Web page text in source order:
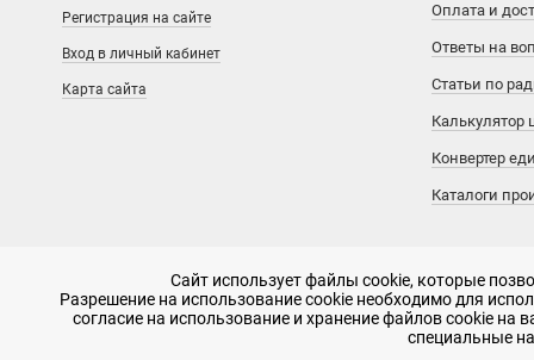
Phison
Power Integrations
Alinx
Allwinner
AMIC Technology
Регистрация на сайте
Вход в личный кабинет
Карта сайта
Оплата и
Ответы на
Статьи по
Калькулятор
Конвертер
Каталоги
2007 - 2026, ООО «РадиоЭлемент» © сайт носит информационный
Сайт использует файлы cookie, которые
Разрешение на использование cookie необходимо для
согласие на использование и хранение файлов cookie на
специальные